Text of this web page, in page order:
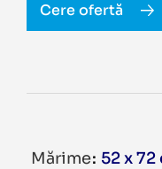
Cere ofertă
Mărime 52 x 72